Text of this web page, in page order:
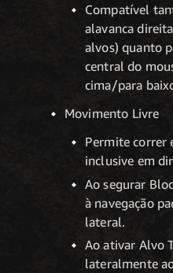
Compatível
alavanca
alvos) quanto
central do
cima/para
Movimento Livre
Permite correr
inclusive em
Ao segurar
à navegação
lateral.
Ao ativar Alvo
lateralmente